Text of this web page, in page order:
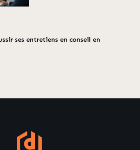
ses entretiens en conseil en